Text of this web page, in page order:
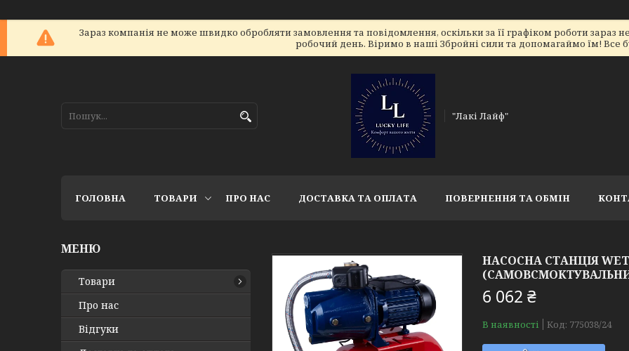
Зараз компанія не може швидко обробляти замовлення та повідомлення, оскільки за її графіком роботи
робочий день. Віримо в наші Збройні сили та допомагаймо їм! Все
"Лакі Лайф"
ГОЛОВНА ТОВАРИ ПРО НАС ДОСТАВКА ТА ОПЛАТА ПОВЕРНЕННЯ ТА ОБМІН
НАСОСНА СТАНЦІЯ
(САМОВСМОКТУВАЛЬНИЙ
6 062 ₴
В наявності Код: 775038/24
Товари
Про нас
Відгуки